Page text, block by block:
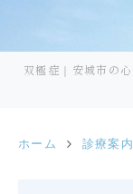
双極症｜安城市の
ホーム 診療案内